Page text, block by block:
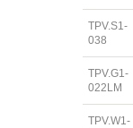
TPV.S1-
038
TPV.G1-
022LM
TPV.W1-